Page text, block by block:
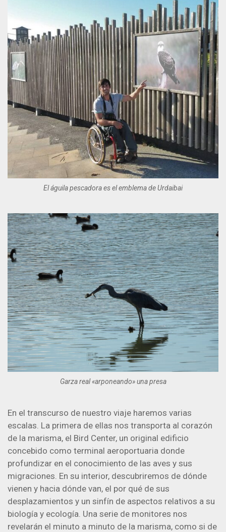
El águila pescadora es el emblema de Urdaibai
Garza real «arponeando» una presa
En el transcurso de nuestro viaje haremos varias
escalas. La primera de ellas nos transporta al corazón
de la marisma, el Bird Center, un original edificio
concebido como terminal aeroportuaria donde
profundizar en el conocimiento de las aves y sus
migraciones. En su interior, descubriremos de dónde
vienen y hacia dónde van, el por qué de sus
desplazamientos y un sinfín de aspectos relativos a su
biología y ecología. Una serie de monitores nos
revelarán el minuto a minuto de la marisma, como si de